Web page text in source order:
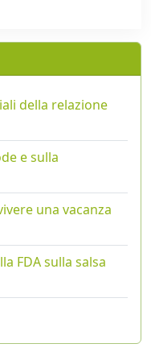
della relazione
e sulla
una vacanza
FDA sulla salsa